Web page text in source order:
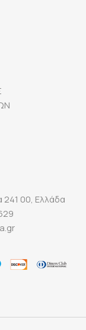
241 00, Ελλάδα